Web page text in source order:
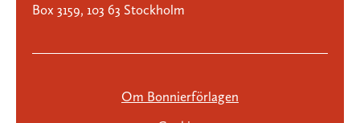
Box 3159, 103 63 Stockholm
Om Bonnierförlagen